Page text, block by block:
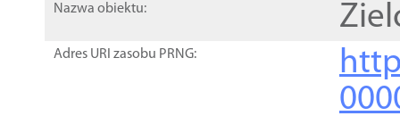
Nazwa obiektu:
Adres URI zasobu PRNG: